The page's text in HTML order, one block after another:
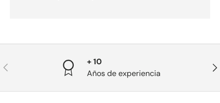
Anterior
+ 10
Años de experiencia